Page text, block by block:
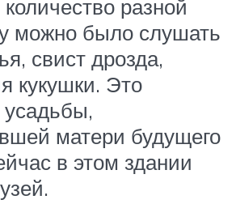
разной
можно было слушать
свист дрозда,
кукушки. Это
матери будущего
в этом здании